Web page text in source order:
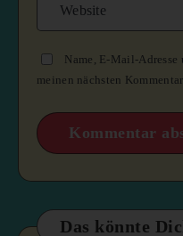
Name, E-Mail-
meinen nächsten
Das könnte